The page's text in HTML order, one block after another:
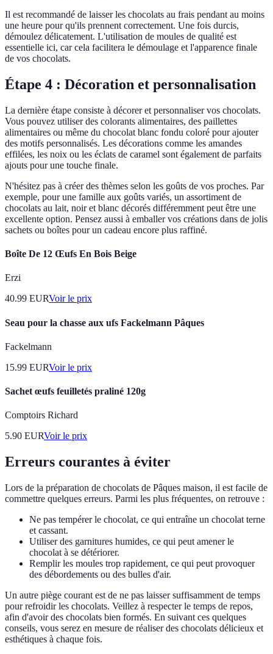
Il est recommandé de laisser les chocolats au frais pendant au moins
une heure pour qu'ils prennent correctement. Une fois durcis,
démoulez délicatement. L'utilisation de moules de qualité est
essentielle ici, car cela facilitera le démoulage et l'apparence finale
de vos chocolats.
Étape 4 : Décoration et personnalisation
La dernière étape consiste à décorer et personnaliser vos chocolats.
Vous pouvez utiliser des colorants alimentaires, des paillettes
alimentaires ou même du chocolat blanc fondu coloré pour ajouter
des motifs personnalisés. Les décorations comme les amandes
effilées, les noix ou les éclats de caramel sont également de parfaits
ajouts pour une touche finale.
N'hésitez pas à créer des thèmes selon les goûts de vos proches. Par
exemple, pour une famille aux goûts variés, un assortiment de
chocolats au lait, noir et blanc décorés différemment peut être une
excellente option. Pensez aussi à emballer vos créations dans de jolis
sachets ou boîtes pour un cadeau encore plus raffiné.
Boîte De 12 Œufs En Bois Beige
Erzi
40.99 EURVoir le prix
Seau pour la chasse aux ufs Fackelmann Pâques
Fackelmann
15.99 EURVoir le prix
Sachet œufs feuilletés praliné 120g
Comptoirs Richard
5.90 EURVoir le prix
Erreurs courantes à éviter
Lors de la préparation de chocolats de Pâques maison, il est facile de
commettre quelques erreurs. Parmi les plus fréquentes, on retrouve :
Ne pas tempérer le chocolat, ce qui entraîne un chocolat terne
et cassant.
Utiliser des garnitures humides, ce qui peut amener le
chocolat à se détériorer.
Remplir les moules trop rapidement, ce qui peut provoquer
des débordements ou des bulles d'air.
Un autre piège courant est de ne pas laisser suffisamment de temps
pour refroidir les chocolats. Veillez à respecter le temps de repos,
afin d'avoir des chocolats bien formés. En suivant ces quelques
conseils, vous serez en mesure de réaliser des chocolats délicieux et
esthétiques à chaque fois.